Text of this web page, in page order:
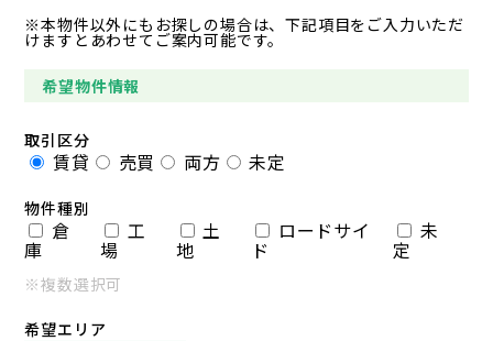
※本物件以外にもお探しの場合は、下記項目をご入力いただ
けますとあわせてご案内可能です。
希望物件情報
取引区分
賃貸 売買 両方 未定
物件種別
倉
庫
工
場
土
地
ロードサイ
ド
未
定
※複数選択可
希望エリア